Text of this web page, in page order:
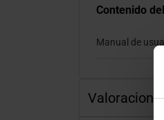
Contenido
Manual de